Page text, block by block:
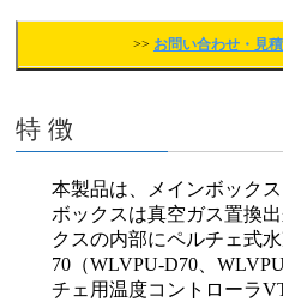
>> お問い合わせ・見
特 徴
本製品は、メインボック
ボックスは真空ガス置換
クスの内部にペルチェ式
70（WLVPU-D70、
チェ用温度コントローラ